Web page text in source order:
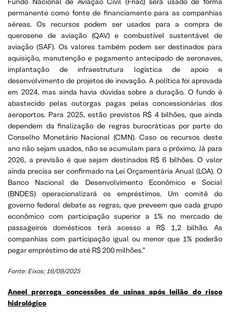
permanente como fonte de financiamento para as companhias
aéreas. Os recursos podem ser usados para a compra de
querosene de aviação (QAV) e combustível sustentável de
aviação (SAF). Os valores também podem ser destinados para
aquisição, manutenção e pagamento antecipado de aeronaves,
implantação de infraestrutura logística de apoio e
desenvolvimento de projetos de inovação. A política foi aprovada
em 2024, mas ainda havia dúvidas sobre a duração. O fundo é
abastecido pelas outorgas pagas pelas concessionárias dos
aeroportos. Para 2025, estão previstos R$ 4 bilhões, que ainda
dependem da finalização de regras burocráticas por parte do
Conselho Monetário Nacional (CMN). Caso os recursos deste
ano não sejam usados, não se acumulam para o próximo. Já para
2026, a previsão é que sejam destinados R$ 6 bilhões. O valor
ainda precisa ser confirmado na Lei Orçamentária Anual (LOA). O
Banco Nacional de Desenvolvimento Econômico e Social
(BNDES) operacionalizará os empréstimos. Um comitê do
governo federal debate as regras, que preveem que cada grupo
econômico com participação superior a 1% no mercado de
passageiros domésticos terá acesso a R$ 1,2 bilhão. As
companhias com participação igual ou menor que 1% poderão
pegar empréstimo de até R$ 200 milhões.”
Fonte: Eixos; 16/09/2025
Aneel prorroga concessões de usinas após leilão do risco
hidrológico